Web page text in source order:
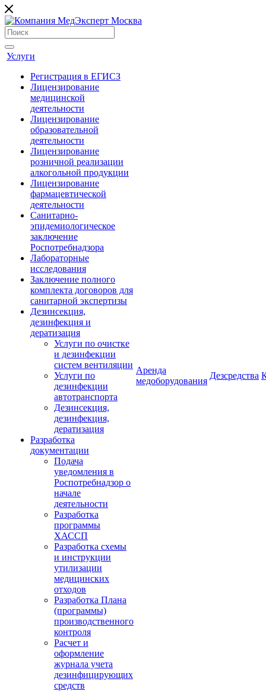
Услуги
Регистрация в ЕГИСЗ
Лицензирование
медицинской
деятельности
Лицензирование
образовательной
деятельности
Лицензирование
розничной реализации
алкогольной продукции
Лицензирование
фармацевтической
деятельности
Санитарно-
эпидемиологическое
заключение
Роспотребнадзора
Лабораторные
исследования
Заключение полного
комплекта договоров для
санитарной экспертизы
Дезинсекция,
дезинфекция и
дератизация
Услуги по очистке
и дезинфекции
систем вентиляции
Услуги по
дезинфекции
автотранспорта
Дезинсекция,
дезинфекция,
дератизация
Разработка
документации
Подача
уведомления в
Роспотребнадзор о
начале
деятельности
Разработка
программы
ХАССП
Разработка схемы
и инструкции
утилизации
медицинских
отходов
Разработка Плана
(программы)
производственного
контроля
Расчет и
оформление
журнала учета
дезинфицирующих
средств
Аренда
медоборудования
Дезсредства